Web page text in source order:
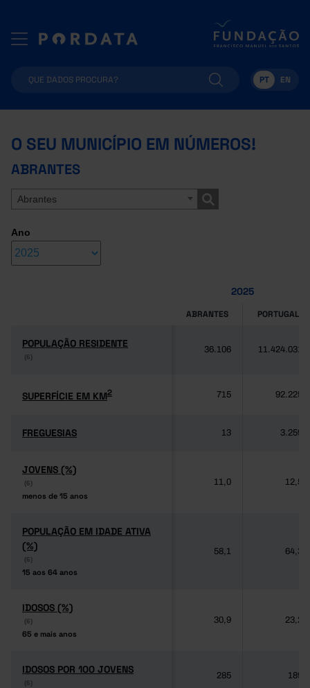
PT EN
O SEU MUNICÍPIO EM NÚMEROS!
ABRANTES
Abrantes
Ano
2025
ABRANTES PORTUGAL
POPULAÇÃO RESIDENTE
(6)
POPULAÇÃO RESIDENTE
(6)
36.106 11.424.031
SUPERFÍCIE EM KM2
SUPERFÍCIE EM KM2 715 92.225
FREGUESIAS
FREGUESIAS 13 3.259
JOVENS (%)
(6)
menos de 15 anos
JOVENS (%)
(6)
menos de 15 anos
11,0 12,5
POPULAÇÃO EM IDADE ATIVA
(%)
(6)
15 aos 64 anos
POPULAÇÃO EM IDADE ATIVA
(%)
(6)
15 aos 64 anos
58,1 64,3
IDOSOS (%)
(6)
65 e mais anos
IDOSOS (%)
(6)
65 e mais anos
30,9 23,2
IDOSOS POR 100 JOVENS
(6)
IDOSOS POR 100 JOVENS
(6)
285 189